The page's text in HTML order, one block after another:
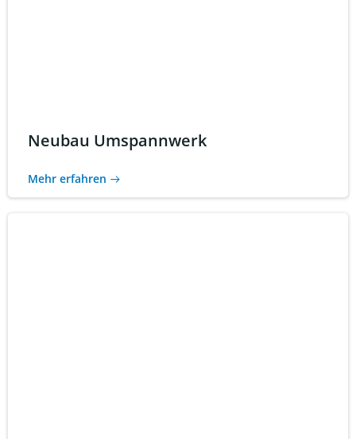
Neubau Umspannwerk
Mehr erfahren